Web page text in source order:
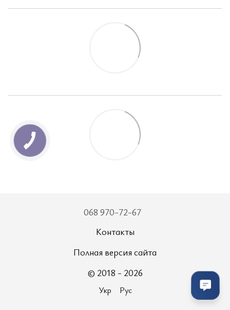
068 970-72-67
Контакты
Полная версия сайта
© 2018 - 2026
Укр Рус